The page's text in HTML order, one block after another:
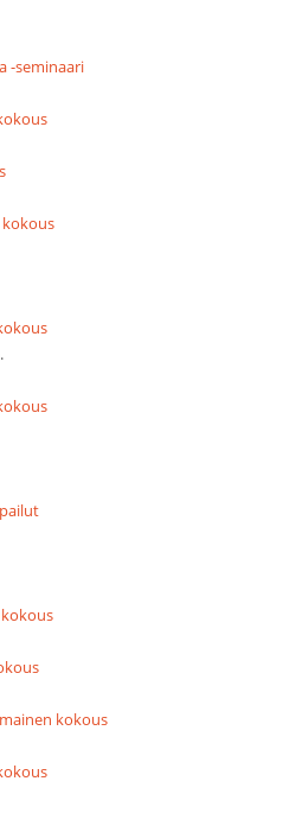
-seminaari
kokous
kokous